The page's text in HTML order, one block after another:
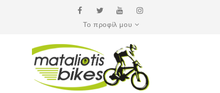
Το προφίλ μου